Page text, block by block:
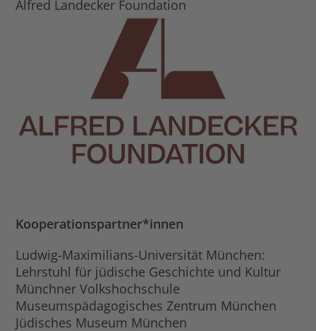
Alfred Landecker Foundation
Kooperationspartner*innen
Ludwig-Maximilians-Universität München:
Lehrstuhl für jüdische Geschichte und Kultur
Münchner Volkshochschule
Museumspädagogisches Zentrum München
Jüdisches Museum München